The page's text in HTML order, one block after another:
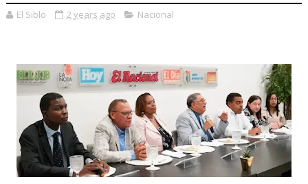
El Siblo 2 years ago Nacional